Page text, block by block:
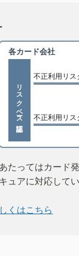
各カード会社
リスクベース認証
不正利用リス
不正利用リス
たってはカード
ュアに対応して
くはこちら